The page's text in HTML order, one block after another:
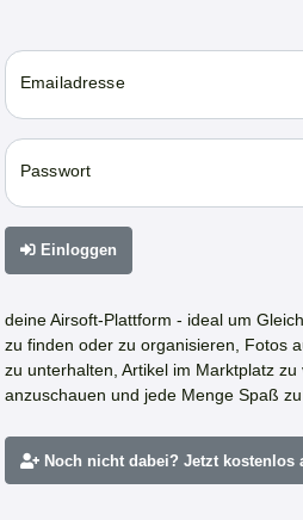
Emailadresse
Passwort
Einloggen
deine Airsoft-Plattform - ideal um
zu finden oder zu organisieren, Fotos
zu unterhalten, Artikel im Marktplatz
anzuschauen und jede Menge Spaß
Noch nicht dabei? Jetzt kostenlos